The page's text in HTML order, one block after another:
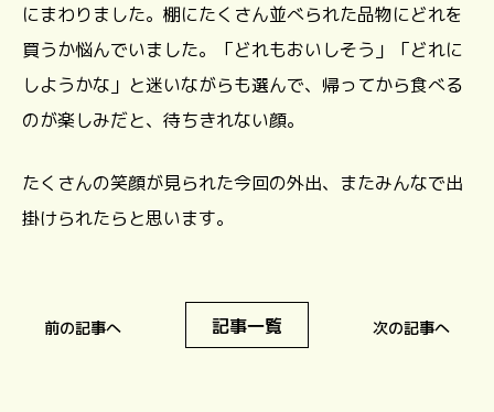
にまわりました。棚にたくさん並べられた品物にどれを
買うか悩んでいました。「どれもおいしそう」「どれに
しようかな」と迷いながらも選んで、帰ってから食べる
のが楽しみだと、待ちきれない顔。
たくさんの笑顔が見られた今回の外出、またみんなで出
掛けられたらと思います。
前の記事へ 記事一覧 次の記事へ